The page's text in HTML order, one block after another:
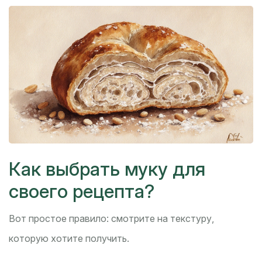
Как выбрать муку для
своего рецепта?
Вот простое правило: смотрите на текстуру,
которую хотите получить.